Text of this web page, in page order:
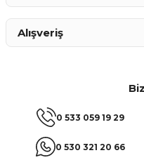
0 533 059 19 29
0 530 321 20 66
Alışveriş